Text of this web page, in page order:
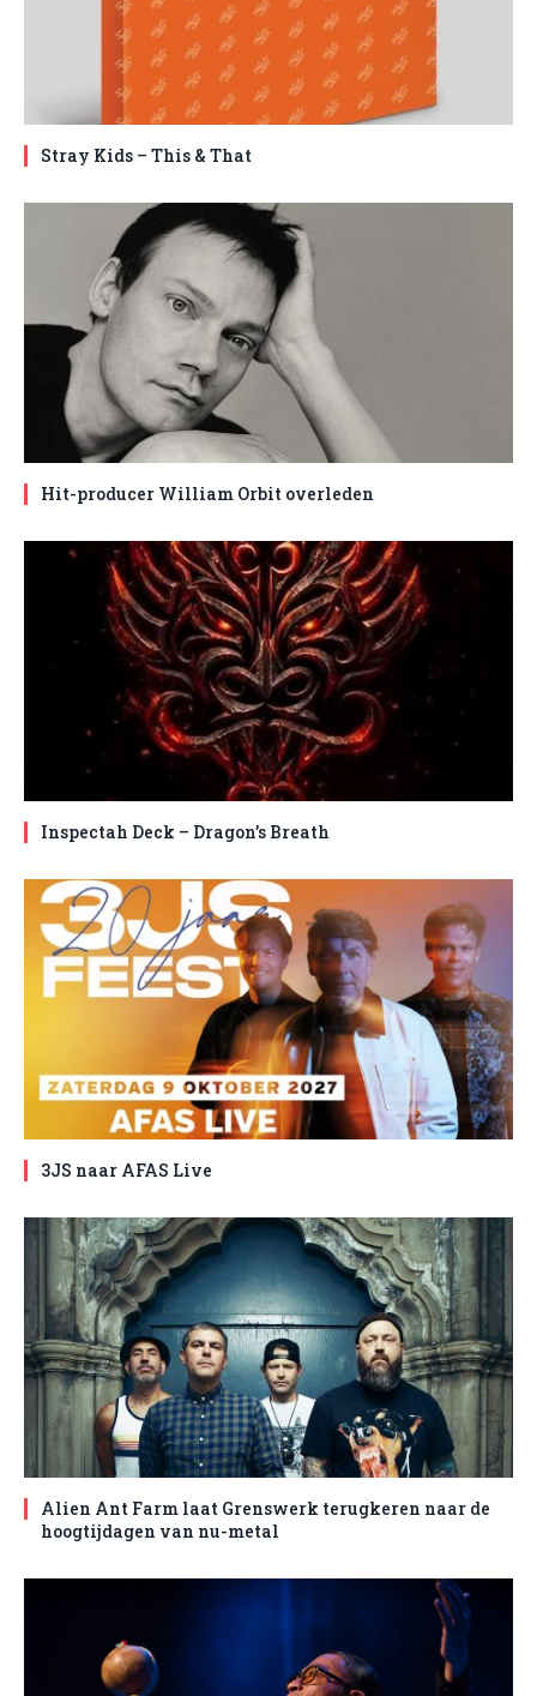
Stray Kids – This & That
Hit-producer William Orbit overleden
Inspectah Deck – Dragon’s Breath
3JS naar AFAS Live
Alien Ant Farm laat Grenswerk terugkeren naar de
hoogtijdagen van nu-metal